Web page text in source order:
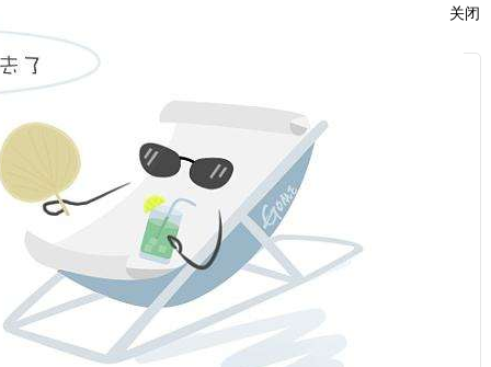
马克思主义认为，经济基础决定上层建筑，但上层建
筑也对经济基础具有反作用。意识形态是观念上层建
筑，关乎旗帜、关乎道路、关乎安全，对一个政党、一
个国家、一个民族的生存发展至关重要。历史和现实都
警示我们，一个政权的瓦解往往是从思想领域开始的，
思想防线被攻破了，其他防线就很难守住。习近平总书
记曾语重心长地说，“苏联为什么解体？苏共为什么垮
关闭